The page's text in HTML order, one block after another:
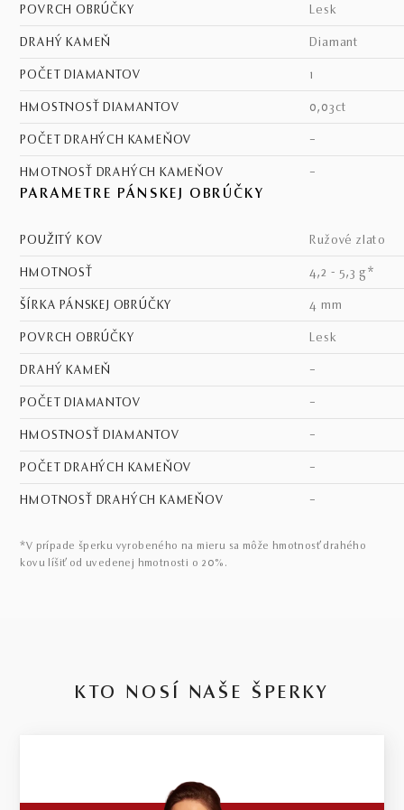
POVRCH OBRÚČKY lesk
DRAHÝ KAMEŇ diamant
POČET DIAMANTOV 1
HMOSTNOSŤ DIAMANTOV 0,03ct
POČET DRAHÝCH KAMEŇOV –
HMOTNOSŤ DRAHÝCH KAMEŇOV –
PARAMETRE PÁNSKEJ OBRÚČKY
POUŽITÝ KOV ružové zlato
HMOTNOSŤ 4,2 - 5,3 g*
ŠÍRKA PÁNSKEJ OBRÚČKY 4 mm
POVRCH OBRÚČKY lesk
DRAHÝ KAMEŇ –
POČET DIAMANTOV –
HMOSTNOSŤ DIAMANTOV –
POČET DRAHÝCH KAMEŇOV –
HMOTNOSŤ DRAHÝCH KAMEŇOV –
*V prípade šperku vyrobeného na mieru sa môže hmotnosť drahého
kovu líšiť od uvedenej hmotnosti o 20%.
KTO NOSÍ NAŠE ŠPERKY